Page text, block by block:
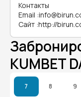
Контакты
Email :
Сайт :http://
KUMBET
7 8 9